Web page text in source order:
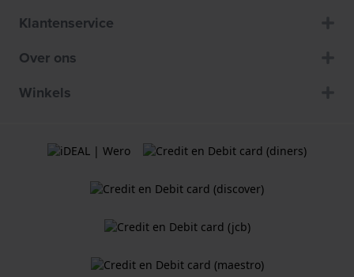
Klantenservice
Over ons
Winkels